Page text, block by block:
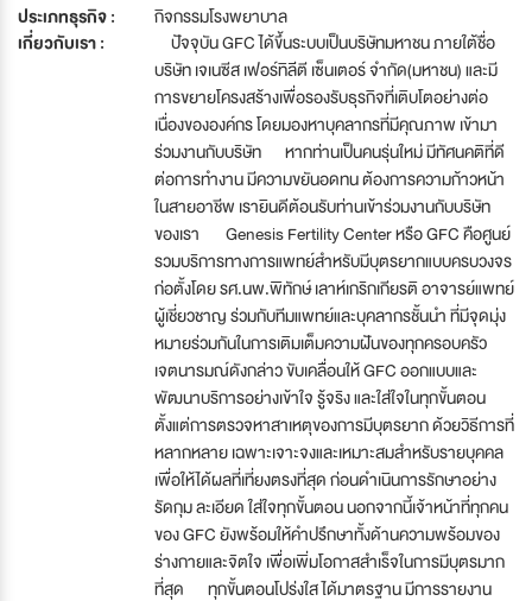
ประเภทธุรกิจ :
กิจกรรมโรงพยาบาล
เกี่ยวกับเรา :
ปัจจุบัน GFC ได้ขึ้นระบบเป็นบริษัทมหาชน ภายใต้ชื่อ
บริษัท เจเนซีส เฟอร์ทิลีตี เซ็นเตอร์ จำกัด(มหาชน) และมี
การขยายโครงสร้างเพื่อรองรับธุรกิจที่เติบโตอย่างต่อ
เนื่องขององค์กร โดยมองหาบุคลากรที่มีคุณภาพ เข้ามา
ร่วมงานกับบริษัท หากท่านเป็นคนรุ่นใหม่ มีทัศนคติที่ดี
ต่อการทำงาน มีความขยันอดทน ต้องการความก้าวหน้า
ในสายอาชีพ เรายินดีต้อนรับท่านเข้าร่วมงานกับบริษัท
ของเรา Genesis Fertility Center หรือ GFC คือศูนย์
รวมบริการทางการแพทย์สำหรับมีบุตรยากแบบครบวงจร
ก่อตั้งโดย รศ.นพ.พิทักษ์ เลาห์เกริกเกียรติ อาจารย์แพทย์
ผู้เชี่ยวชาญ ร่วมกับทีมแพทย์และบุคลากรชั้นนำ ที่มีจุดมุ่ง
หมายร่วมกันในการเติมเต็มความฝันของทุกครอบครัว
เจตนารมณ์ดังกล่าว ขับเคลื่อนให้ GFC ออกแบบและ
พัฒนาบริการอย่างเข้าใจ รู้จริง และใส่ใจในทุกขั้นตอน
ตั้งแต่การตรวจหาสาเหตุของการมีบุตรยาก ด้วยวิธีการที่
หลากหลาย เฉพาะเจาะจงและเหมาะสมสำหรับรายบุคคล
เพื่อให้ได้ผลที่เที่ยงตรงที่สุด ก่อนดำเนินการรักษาอย่าง
รัดกุม ละเอียด ใส่ใจทุกขั้นตอน นอกจากนี้เจ้าหน้าที่ทุกคน
ของ GFC ยังพร้อมให้คำปรึกษาทั้งด้านความพร้อมของ
ร่างกายและจิตใจ เพื่อเพิ่มโอกาสสำเร็จในการมีบุตรมาก
ที่สุด ทุกขั้นตอนโปร่งใส ได้มาตรฐาน มีการรายงาน